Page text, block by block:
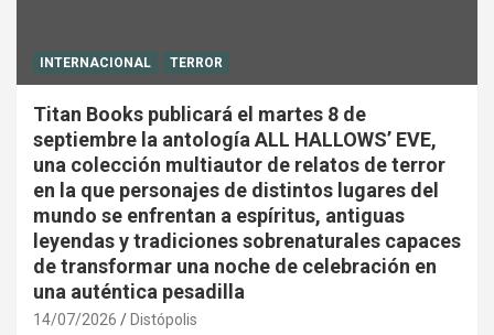
INTERNACIONAL TERROR
Titan Books publicará el martes 8 de
septiembre la antología ALL HALLOWS’ EVE,
una colección multiautor de relatos de terror
en la que personajes de distintos lugares del
mundo se enfrentan a espíritus, antiguas
leyendas y tradiciones sobrenaturales capaces
de transformar una noche de celebración en
una auténtica pesadilla
14/07/2026 Distópolis